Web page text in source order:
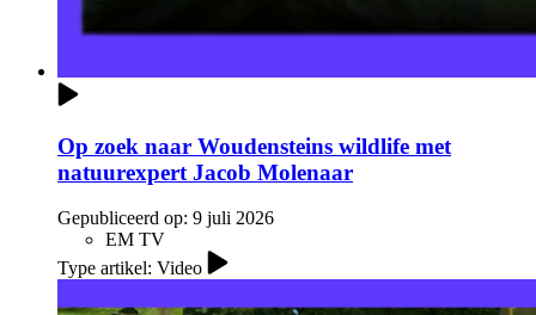
Op zoek naar Woudensteins wildlife met
natuurexpert Jacob Molenaar
Gepubliceerd op: 9 juli 2026
EM TV
Type artikel: Video